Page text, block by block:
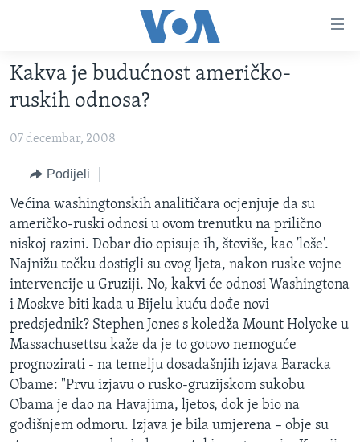
glavni
sadržaj
na
navigaciju
Idi
na
pretragu
TV PROGRAM
FOTOGRAFIJE DANA
VIJESTI
SJEDINJENE AMERIČKE DRŽAVE
BOSNA I HERCEGOVINA
SVIJET
NAUKA I TEHNOLOGIJA
SPECIJALNI PROJEKTI
KORUPCIJA
SLOBODA MEDIJA
ŽENSKA STRANA
IZBJEGLIČKA STRANA
MAGAZIN
O GLASU AMERIKE
Kakva je budućnost američko-
ruskih odnosa?
07 decembar, 2008
Podijeli
Većina washingtonskih analitičara ocjenjuje da su
američko-ruski odnosi u ovom trenutku na prilično
niskoj razini. Dobar dio opisuje ih, štoviše, kao 'loše'.
Najnižu točku dostigli su ovog ljeta, nakon ruske vojne
intervencije u Gruziji. No, kakvi će odnosi Washingtona
i Moskve biti kada u Bijelu kuću dođe novi
predsjednik? Stephen Jones s koledža Mount Holyoke u
Massachusettsu kaže da je to gotovo nemoguće
prognozirati - na temelju dosadašnjih izjava Baracka
Obame: "Prvu izjavu o rusko-gruzijskom sukobu
Obama je dao na Havajima, ljetos, dok je bio na
godišnjem odmoru. Izjava je bila umjerena – obje su